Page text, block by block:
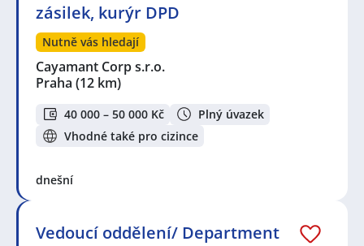
zásilek, kurýr DPD
Nutně vás hledají
Cayamant Corp s.r.o.
Praha (12 km)
40 000 – 50 000 Kč
Plný úvazek
Vhodné také pro cizince
dnešní
Vedoucí oddělení/ Department